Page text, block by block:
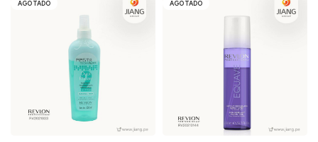
AGOTADO AGOTADO